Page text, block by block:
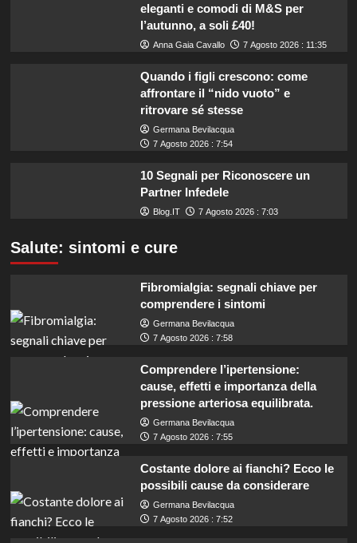
eleganti e comodi di M&S per
l’autunno, a soli £40!
Anna Gaia Cavallo 7 Agosto 2026 : 11:35
Quando i figli crescono: come
affrontare il “nido vuoto” e
ritrovare sé stesse
Germana Bevilacqua
7 Agosto 2026 : 7:54
10 Segnali per Riconoscere un
Partner Infedele
Blog.IT 7 Agosto 2026 : 7:03
Salute: sintomi e cure
Fibromialgia: segnali chiave per
comprendere i sintomi
Germana Bevilacqua
7 Agosto 2026 : 7:58
Comprendere l’ipertensione:
cause, effetti e importanza della
pressione arteriosa equilibrata.
Germana Bevilacqua
7 Agosto 2026 : 7:55
Costante dolore ai fianchi? Ecco le
possibili cause da considerare
Germana Bevilacqua
7 Agosto 2026 : 7:52